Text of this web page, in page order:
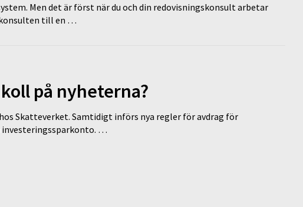
Men det är först när du och din redovisningskonsult arbetar
till en …
på nyheterna?
Skatteverket. Samtidigt införs nya regler för avdrag för
…